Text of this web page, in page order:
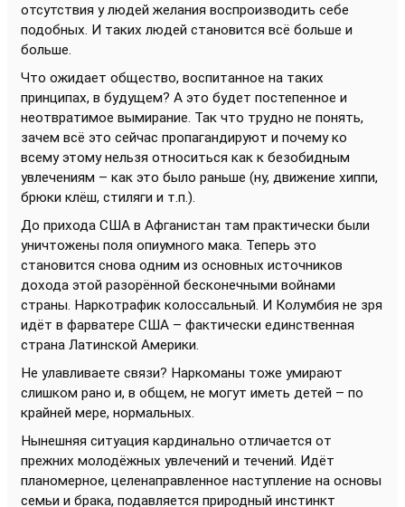
отсутствия у людей желания воспроизводить себе
подобных. И таких людей становится всё больше и
больше.
Что ожидает общество, воспитанное на таких
принципах, в будущем? А это будет постепенное и
неотвратимое вымирание. Так что трудно не понять,
зачем всё это сейчас пропагандируют и почему ко
всему этому нельзя относиться как к безобидным
увлечениям – как это было раньше (ну, движение хиппи,
брюки клёш, стиляги и т.п.).
До прихода США в Афганистан там практически были
уничтожены поля опиумного мака. Теперь это
становится снова одним из основных источников
дохода этой разорённой бесконечными войнами
страны. Наркотрафик колоссальный. И Колумбия не зря
идёт в фарватере США – фактически единственная
страна Латинской Америки.
Не улавливаете связи? Наркоманы тоже умирают
слишком рано и, в общем, не могут иметь детей – по
крайней мере, нормальных.
Нынешняя ситуация кардинально отличается от
прежних молодёжных увлечений и течений. Идёт
планомерное, целенаправленное наступление на основы
семьи и брака, подавляется природный инстинкт